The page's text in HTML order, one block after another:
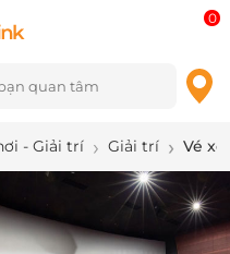
0
- Giải trí Giải trí Vé